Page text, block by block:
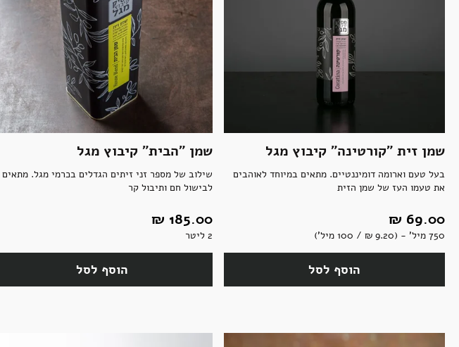
שמן זית "קורטינה" קיבוץ מגל
בעל טעם וארומה דומיננטיים. מתאים במיוחד לאוהבים
את טעמו העז של שמן הזית
69.00 ‏₪
750 מיל' - (9.20 ‏₪ / 100 מיל')
הוסף לסל
שמן "הבית" קיבוץ מגל
שילוב של מספר זני זיתים הגדלים בכרמי מגל. מתאים
לבישול חם ותיבול קר
185.00 ‏₪
2 ליטר
הוסף לסל